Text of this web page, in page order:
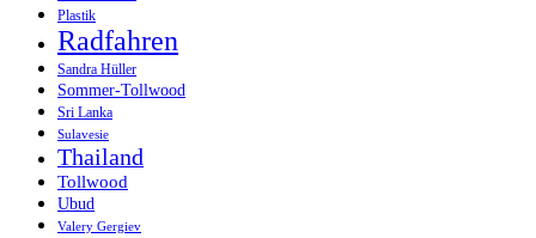
Plastik
Radfahren
Sandra Hüller
Sommer-Tollwood
Sri Lanka
Sulavesie
Thailand
Tollwood
Ubud
Valery Gergiev